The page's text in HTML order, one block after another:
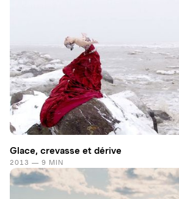
Glace, crevasse et dérive
2013 — 9 MIN